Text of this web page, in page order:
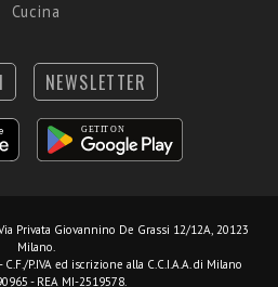
Cucina
NEWSLETTER
Privata Giovannino De Grassi 12/12A, 20123
Milano.
P.IVA ed iscrizione alla C.C.I.A.A. di Milano
- REA MI-2519578.